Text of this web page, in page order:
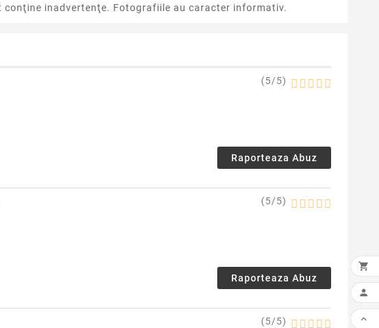
inadvertenţe. Fotografiile au caracter informativ.
(5/5)
Raporteaza Abuz
(5/5)
Raporteaza Abuz
(5/5)


